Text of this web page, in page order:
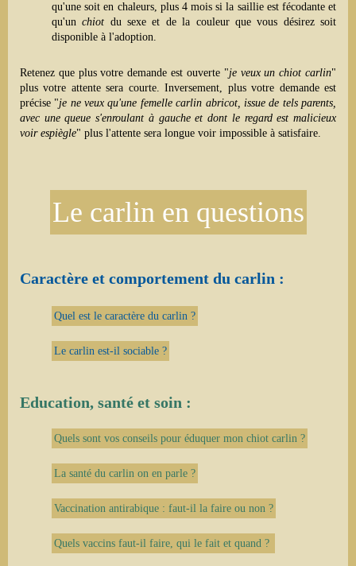
qu'une soit en chaleurs, plus 4 mois si la saillie est fécodante et
qu'unchiot du sexe et de la couleur que vous désirez soit
disponible à l'adoption.
Retenez que plus votre demande est ouverte "je veux un chiot carlin"
plus votre attente sera courte. Inversement, plus votre demande est
précise "je ne veux qu'une femelle carlin abricot, issue de tels parents,
avec une queue s'enroulant à gauche et dont le regard est malicieux
voir espiègle" plus l'attente sera longue voir impossible à satisfaire.
Le carlin en questions
Caractère et comportement du carlin :
Quel est le caractère du carlin ?
Le carlin est-il sociable ?
Education, santé et soin :
Quels sont vos conseils pour éduquer mon chiot carlin ?
La santé du carlin on en parle ?
Vaccination antirabique : faut-il la faire ou non ?
Quels vaccins faut-il faire, qui le fait et quand ?